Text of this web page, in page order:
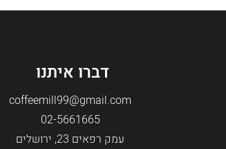
דברו איתנו
coffeemill99@gmail.com
02-5661665
עמק רפאים 23, ירושלים